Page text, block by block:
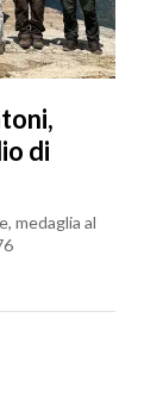
di
medaglia al